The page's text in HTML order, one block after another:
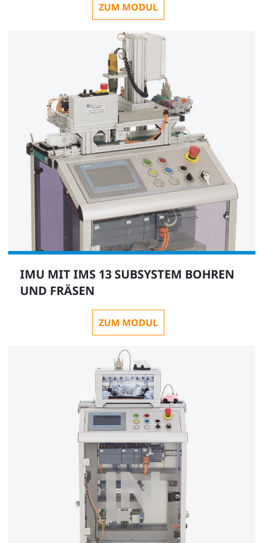
ZUM MODUL
IMU MIT IMS 13 SUBSYSTEM BOHREN
UND FRÄSEN
ZUM MODUL